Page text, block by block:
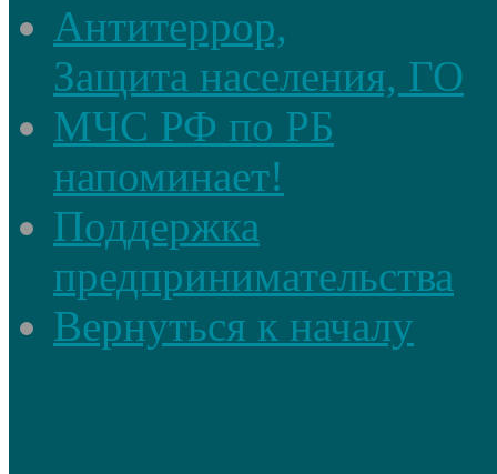
Антитеррор,
Защита населения, ГО
МЧС РФ по РБ
напоминает!
Поддержка
предпринимательства
Вернуться к началу